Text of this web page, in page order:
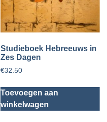
Studieboek Hebreeuws in
Zes Dagen
€32.50
Toevoegen aan
winkelwagen